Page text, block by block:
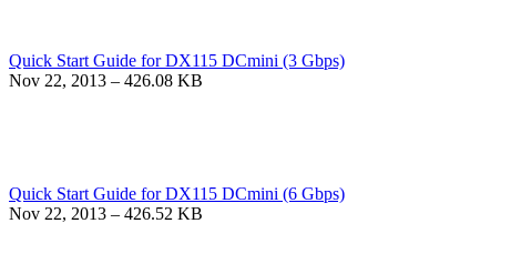
Quick Start Guide for DX115 DCmini (3 Gbps)
Nov 22, 2013 – 426.08 KB
Quick Start Guide for DX115 DCmini (6 Gbps)
Nov 22, 2013 – 426.52 KB